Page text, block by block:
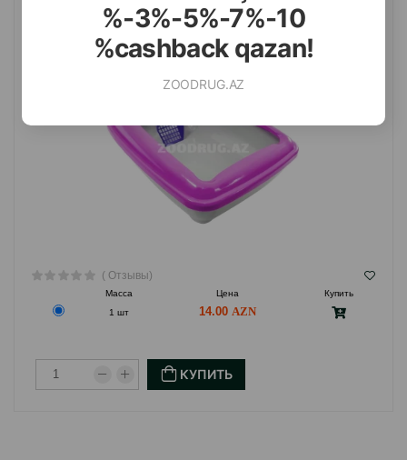
%-3%-5%-7%-10
%cashback qazan!
ZOODRUG.AZ
МАЛИНОВЫЙ. РАЗМЕР: 50Х35 СМ.
( Отзывы)
Масса Цена
Купить
1 шт
14.00
КУПИТЬ